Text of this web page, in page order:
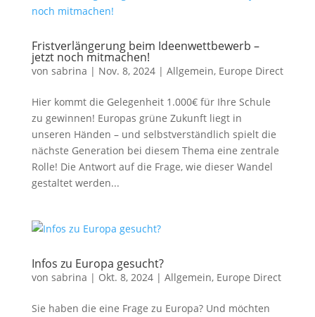
Fristverlängerung beim Ideenwettbewerb –
jetzt noch mitmachen!
von sabrina | Nov. 8, 2024| Allgemein, Europe Direct
Hier kommt die Gelegenheit 1.000€ für Ihre Schule
zu gewinnen! Europas grüne Zukunft liegt in
unseren Händen – und selbstverständlich spielt die
nächste Generation bei diesem Thema eine zentrale
Rolle! Die Antwort auf die Frage, wie dieser Wandel
gestaltet werden...
Infos zu Europa gesucht?
von sabrina | Okt. 8, 2024| Allgemein, Europe Direct
Sie haben die eine Frage zu Europa? Und möchten